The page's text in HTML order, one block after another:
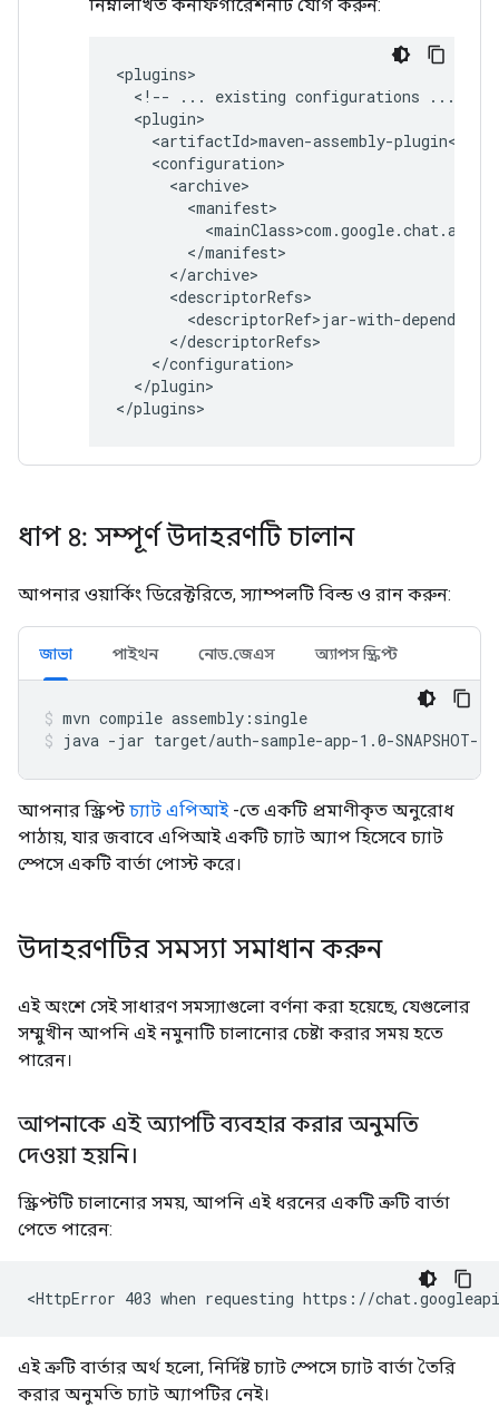
নিম্নলিখিত কনফিগারেশনটি যোগ করুন:
<!--
... existing configurations ...
</plugin>
ধাপ ৪: সম্পূর্ণ উদাহরণটি চালান
আপনার ওয়ার্কিং ডিরেক্টরিতে, স্যাম্পলটি বিল্ড ও রান করুন:
জাভা পাইথন নোড.জেএস অ্যাপস স্ক্রিপ্ট
mvn compile assembly:single
java -jar target/auth-sample-app-1.0-
আপনার স্ক্রিপ্ট চ্যাট এপিআই-তে একটি প্রমাণীকৃত অনুরোধ
পাঠায়, যার জবাবে এপিআই একটি চ্যাট অ্যাপ হিসেবে চ্যাট
স্পেসে একটি বার্তা পোস্ট করে।
উদাহরণটির সমস্যা সমাধান করুন
এই অংশে সেই সাধারণ সমস্যাগুলো বর্ণনা করা হয়েছে, যেগুলোর
সম্মুখীন আপনি এই নমুনাটি চালানোর চেষ্টা করার সময় হতে
পারেন।
আপনাকে এই অ্যাপটি ব্যবহার করার অনুমতি
দেওয়া হয়নি।
স্ক্রিপ্টটি চালানোর সময়, আপনি এই ধরনের একটি ত্রুটি বার্তা
পেতে পারেন:
এই ত্রুটি বার্তার অর্থ হলো, নির্দিষ্ট চ্যাট স্পেসে চ্যাট বার্তা তৈরি
করার অনুমতি চ্যাট অ্যাপটির নেই।